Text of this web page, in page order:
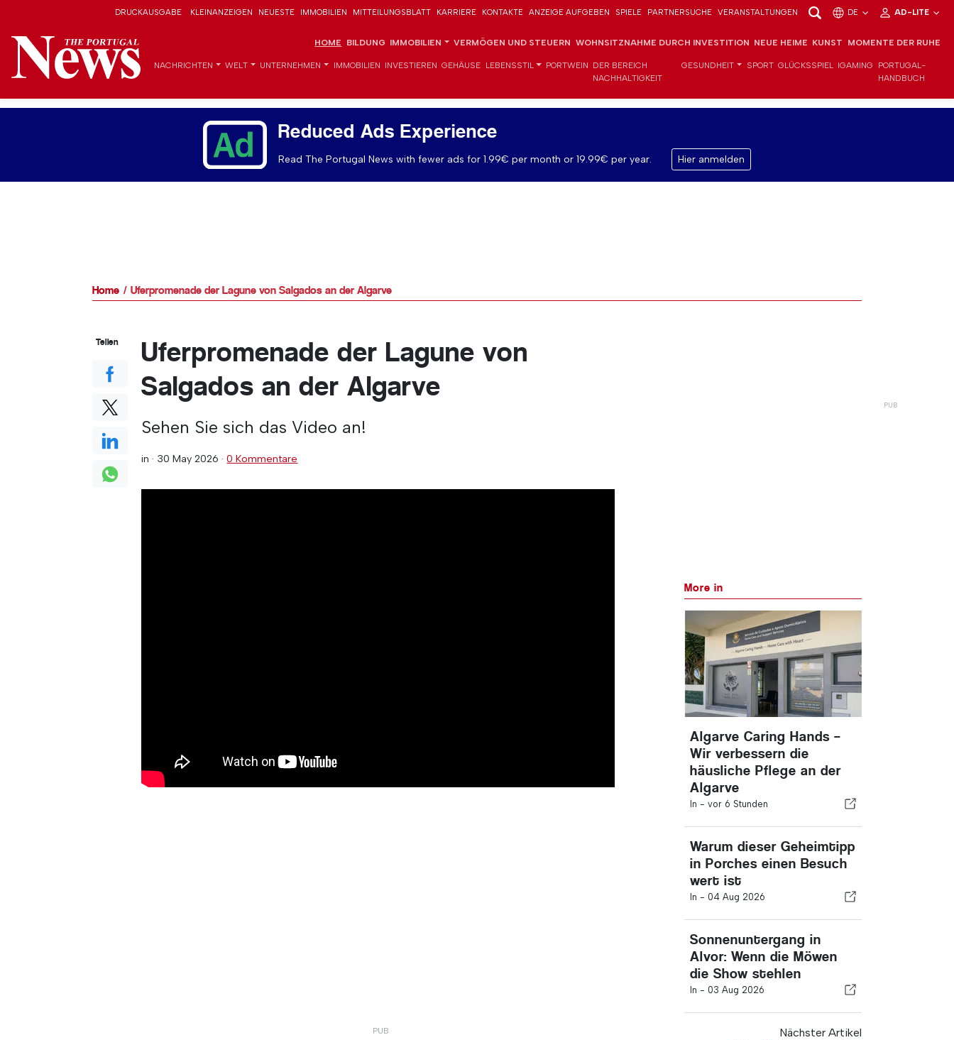
DRUCKAUSGABE KLEINANZEIGEN NEUESTE IMMOBILIEN MITTEILUNGSBLATT KARRIERE KONTAKTE ANZEIGE AUFGEBEN SPIELE PARTNERSUCHE VERANSTALTUNGEN DE AD-LITE
HOME BILDUNG IMMOBILIEN VERMÖGEN UND STEUERN WOHNSITZNAHME DURCH INVESTITION NEUE HEIME KUNST MOMENTE DER RUHE
NACHRICHTEN WELT UNTERNEHMEN IMMOBILIEN INVESTIEREN GEHÄUSE LEBENSSTIL PORTWEIN DER BEREICH
NACHHALTIGKEIT
GESUNDHEIT SPORT GLÜCKSSPIEL IGAMING
PORTUGAL-
HANDBUCH
Reduced Ads Experience
Read The Portugal News with fewer ads for 1.99€ per month or 19.99€ per year. Hier anmelden
Home Uferpromenade der Lagune von Salgados an der Algarve
Uferpromenade der Lagune von
Salgados an der Algarve
Sehen Sie sich das Video an!
in · 30 May 2026 ·0 Kommentare
Teilen
More in
Algarve Caring Hands –
Wir verbessern die
häusliche Pflege an der
Algarve
In - vor 6 Stunden
Warum dieser Geheimtipp
in Porches einen Besuch
wert ist
In - 04 Aug 2026
Sonnenuntergang in
Alvor: Wenn die Möwen
die Show stehlen
In - 03 Aug 2026
Nächster Artikel